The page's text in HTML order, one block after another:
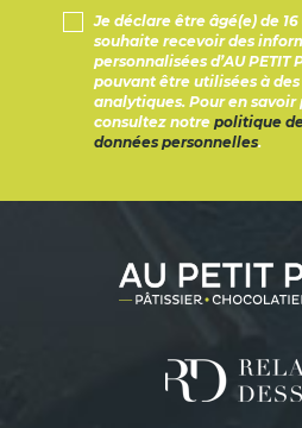
Je déclare être âgé(e) de
souhaite recevoir des
personnalisées d’AU PETIT
pouvant être utilisées à
analytiques. Pour en savoir
consultez notre politique
données personnelles.